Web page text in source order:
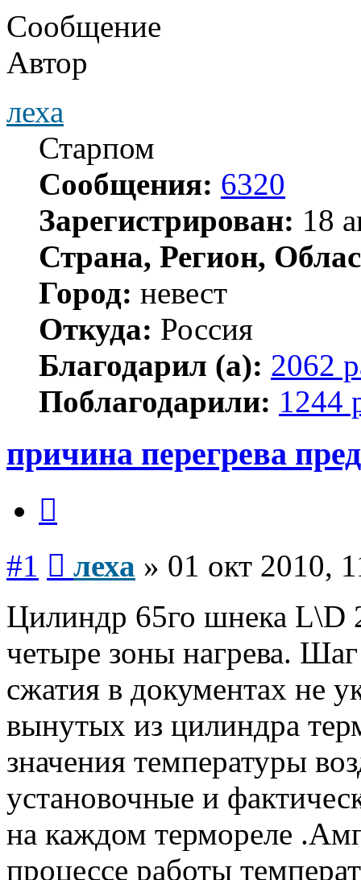
Сообщение
Автор
леха
Старпом
Сообщения: 6320
Зарегистрирован: 18
Страна, Регион,
Город: невест
Откуда: Россия
Благодарил (а): 2062
Поблагодарили: 1244
причина перегрева
#1 леха » 01 окт 2010,
Цилиндр 65го шнека L\D
четыре зоны нагрева.
сжатия в документах не
вынутых из цилиндра
значения температуры
установочные и
на каждом термореле
процессе работы